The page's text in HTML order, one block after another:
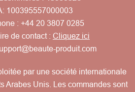
100395557000003
: +44 20 3807 0285
de contact : Cliquez ici
produit.com
par une société internationale
Arabes Unis. Les commandes sont